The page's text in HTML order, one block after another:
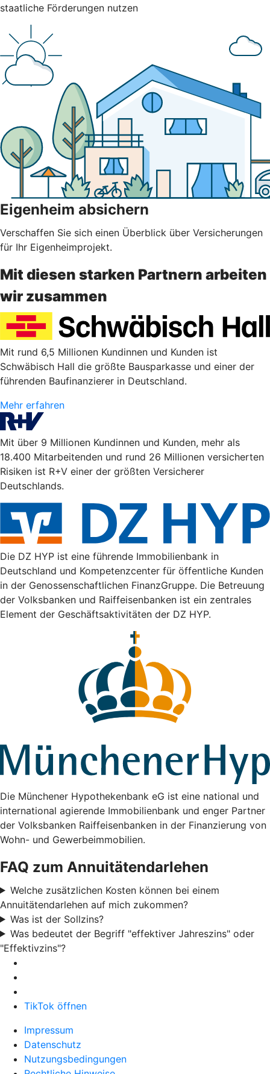
staatliche Förderungen nutzen
Eigenheim absichern
Verschaffen Sie sich einen Überblick über Versicherungen
für Ihr Eigenheimprojekt.
Mit diesen starken Partnern arbeiten
wir zusammen
Mit rund 6,5 Millionen Kundinnen und Kunden ist
Schwäbisch Hall die größte Bausparkasse und einer der
führenden Baufinanzierer in Deutschland.
Mehr erfahren
Mit über 9 Millionen Kundinnen und Kunden, mehr als
18.400 Mitarbeitenden und rund 26 Millionen versicherten
Risiken ist R+V einer der größten Versicherer
Deutschlands.
Die DZ HYP ist eine führende Immobilienbank in
Deutschland und Kompetenzcenter für öffentliche Kunden
in der Genossenschaftlichen FinanzGruppe. Die Betreuung
der Volksbanken und Raiffeisenbanken ist ein zentrales
Element der Geschäftsaktivitäten der DZ HYP.
Die Münchener Hypothekenbank eG ist eine national und
international agierende Immobilienbank und enger Partner
der Volksbanken Raiffeisenbanken in der Finanzierung von
Wohn- und Gewerbeimmobilien.
FAQ zum Annuitätendarlehen
Welche zusätzlichen Kosten können bei einem
Annuitätendarlehen auf mich zukommen?
Was ist der Sollzins?
Was bedeutet der Begriff "effektiver Jahreszins" oder
"Effektivzins"?
TikTok öffnen
Impressum
Datenschutz
Nutzungsbedingungen